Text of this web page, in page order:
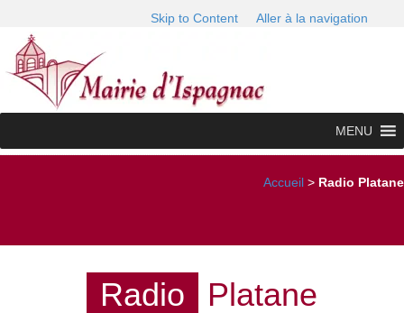
Skip to Content Aller à la navigation
MENU
Accueil > Radio Platane
Radio Platane